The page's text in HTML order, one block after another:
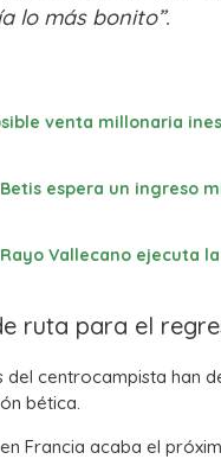
lo más bonito”.
venta millonaria
Betis espera un ingreso
Rayo Vallecano ejecuta
ruta para el
del centrocampista han
bética.
Francia acaba el